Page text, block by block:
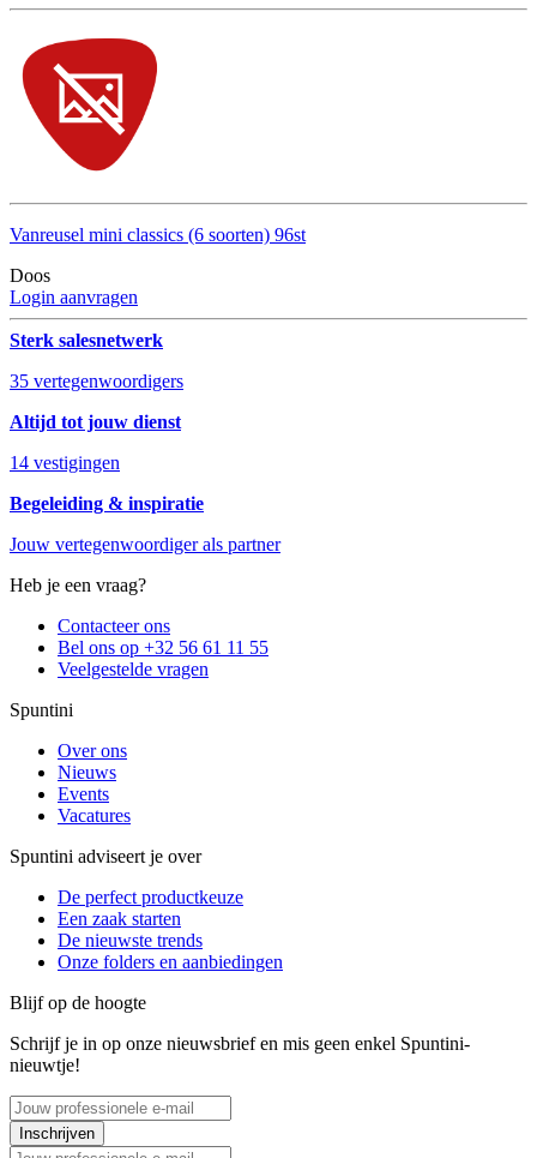
Vanreusel mini classics (6 soorten) 96st
Doos
Login aanvragen
Sterk salesnetwerk
35 vertegenwoordigers
Altijd tot jouw dienst
14 vestigingen
Begeleiding & inspiratie
Jouw vertegenwoordiger als partner
Heb je een vraag?
Contacteer ons
Bel ons op +32 56 61 11 55
Veelgestelde vragen
Spuntini
Over ons
Nieuws
Events
Vacatures
Spuntini adviseert je over
De perfect productkeuze
Een zaak starten
De nieuwste trends
Onze folders en aanbiedingen
Blijf op de hoogte
Schrijf je in op onze nieuwsbrief en mis geen enkel Spuntini-
nieuwtje!
Inschrijven